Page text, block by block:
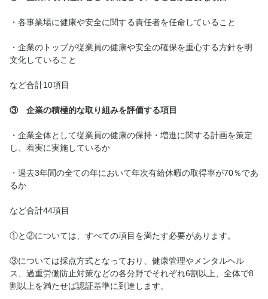
・各事業場に健康や安全に関する責任者を任命していること
・企業のトップが従業員の健康や安全の確保を重心する方針を明
文化していること
など合計10項目
③ 企業の積極的な取り組みを評価する項目
・企業全体として従業員の健康の保持・増進に関する計画を策定
し、着実に実施しているか
・過去3年間の全ての年において年次有給休暇の取得率が70％であ
るか
など合計44項目
①と②については、すべての項目を満たす必要があります。
③については採点方式となっており、健康管理やメンタルヘル
ス、過重労働防止対策などの各分野でそれぞれ6割以上、全体で8
割以上を満たせば認証基準に到達します。